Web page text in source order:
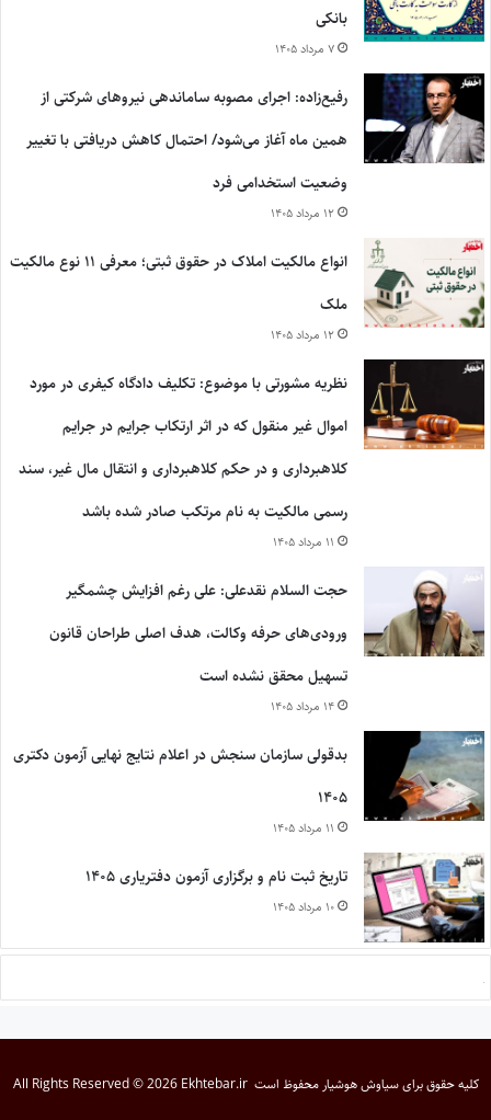
بانکی
۷ مرداد ۱۴۰۵
رفیع‌زاده: اجرای مصوبه ساماندهی نیروهای شرکتی از
همین ماه آغاز می‌شود/ احتمال کاهش دریافتی با تغییر
وضعیت استخدامی فرد
۱۲ مرداد ۱۴۰۵
انواع مالکیت املاک در حقوق ثبتی؛ معرفی ۱۱ نوع مالکیت
ملک
۱۲ مرداد ۱۴۰۵
نظریه مشورتی با موضوع: تکلیف دادگاه کیفری در مورد
اموال غیر منقول که در اثر ارتکاب جرایم در جرایم
کلاهبرداری و در حکم کلاهبرداری و انتقال مال غیر، سند
رسمی مالکیت به نام مرتکب صادر شده باشد
۱۱ مرداد ۱۴۰۵
حجت السلام نقدعلی: علی رغم افزایش چشمگیر
ورودی‌های حرفه وکالت، هدف اصلی طراحان قانون
تسهیل محقق نشده است
۱۴ مرداد ۱۴۰۵
بدقولی سازمان سنجش در اعلام نتایج نهایی آزمون دکتری
۱۴۰۵
۱۱ مرداد ۱۴۰۵
تاریخ ثبت نام و برگزاری آزمون دفتریاری ۱۴۰۵
۱۰ مرداد ۱۴۰۵
کلیه حقوق برایسیاوش هوشیار محفوظ است All Rights Reserved © 2026 Ekhtebar.ir